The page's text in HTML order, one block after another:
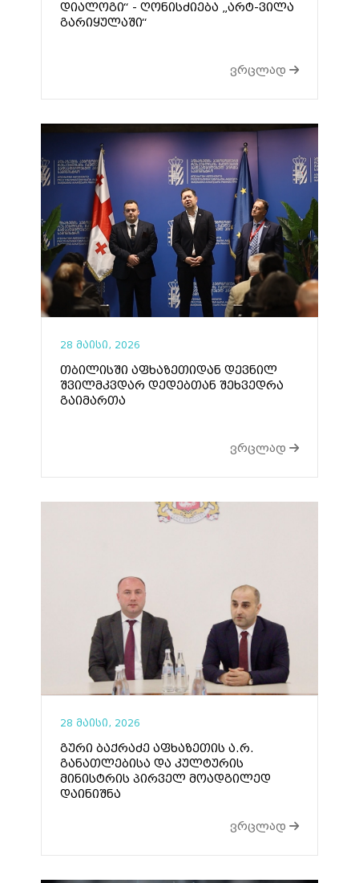
დიალოგი“ - ღონისძიება „არტ-ვილა
გარიყულაში“
ვრცლად
28 მაისი, 2026
თბილისში აფხაზეთიდან დევნილ
შვილმკვდარ დედებთან შეხვედრა
გაიმართა
ვრცლად
28 მაისი, 2026
გური ბაქრაძე აფხაზეთის ა.რ.
განათლებისა და კულტურის
მინისტრის პირველ მოადგილედ
დაინიშნა
ვრცლად